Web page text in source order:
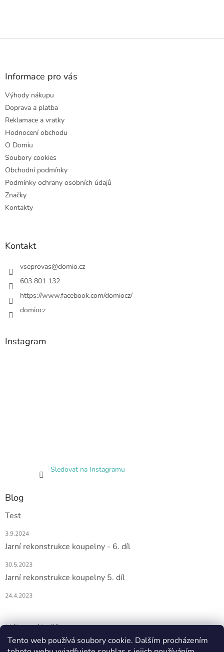
Tento web používá soubory cookie. Dalším procházením
Z
Informace pro vás
Výhody nákupu
Doprava a platba
Reklamace a vratky
Hodnocení obchodu
O Domiu
Soubory cookies
Obchodní podmínky
Podmínky ochrany osobních údajů
Značky
Kontakty
Kontakt
vseprovas@domio.cz
603 801 132
https://www.facebook.com/domiocz/
domiocz
Instagram
Sledovat na Instagramu
Blog
Test
3.9.2024
Jarní rekonstrukce koupelny - 6. díl
30.5.2023
Jarní rekonstrukce koupelny 5. díl
24.4.2023
Nákupní košík